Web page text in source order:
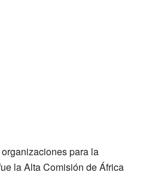
para la
la Alta Comisión de África